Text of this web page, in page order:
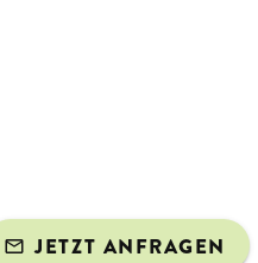
JETZT ANFRAGEN